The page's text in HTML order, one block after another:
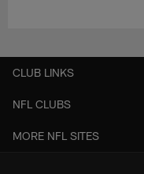
CLUB LINKS
NFL CLUBS
MORE NFL SITES